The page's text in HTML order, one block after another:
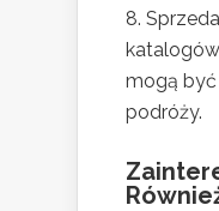
8.
mogą
podróży.